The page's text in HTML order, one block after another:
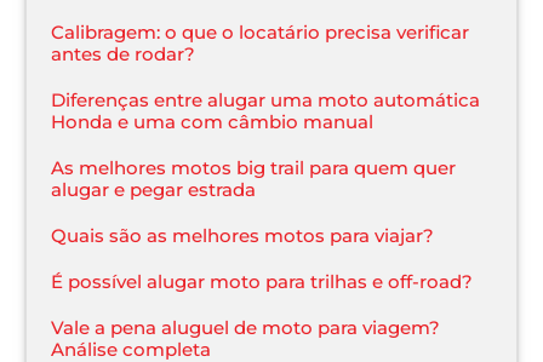
Calibragem: o que o locatário precisa verificar
antes de rodar?
Diferenças entre alugar uma moto automática
Honda e uma com câmbio manual
As melhores motos big trail para quem quer
alugar e pegar estrada
Quais são as melhores motos para viajar?
É possível alugar moto para trilhas e off-road?
Vale a pena aluguel de moto para viagem?
Análise completa​